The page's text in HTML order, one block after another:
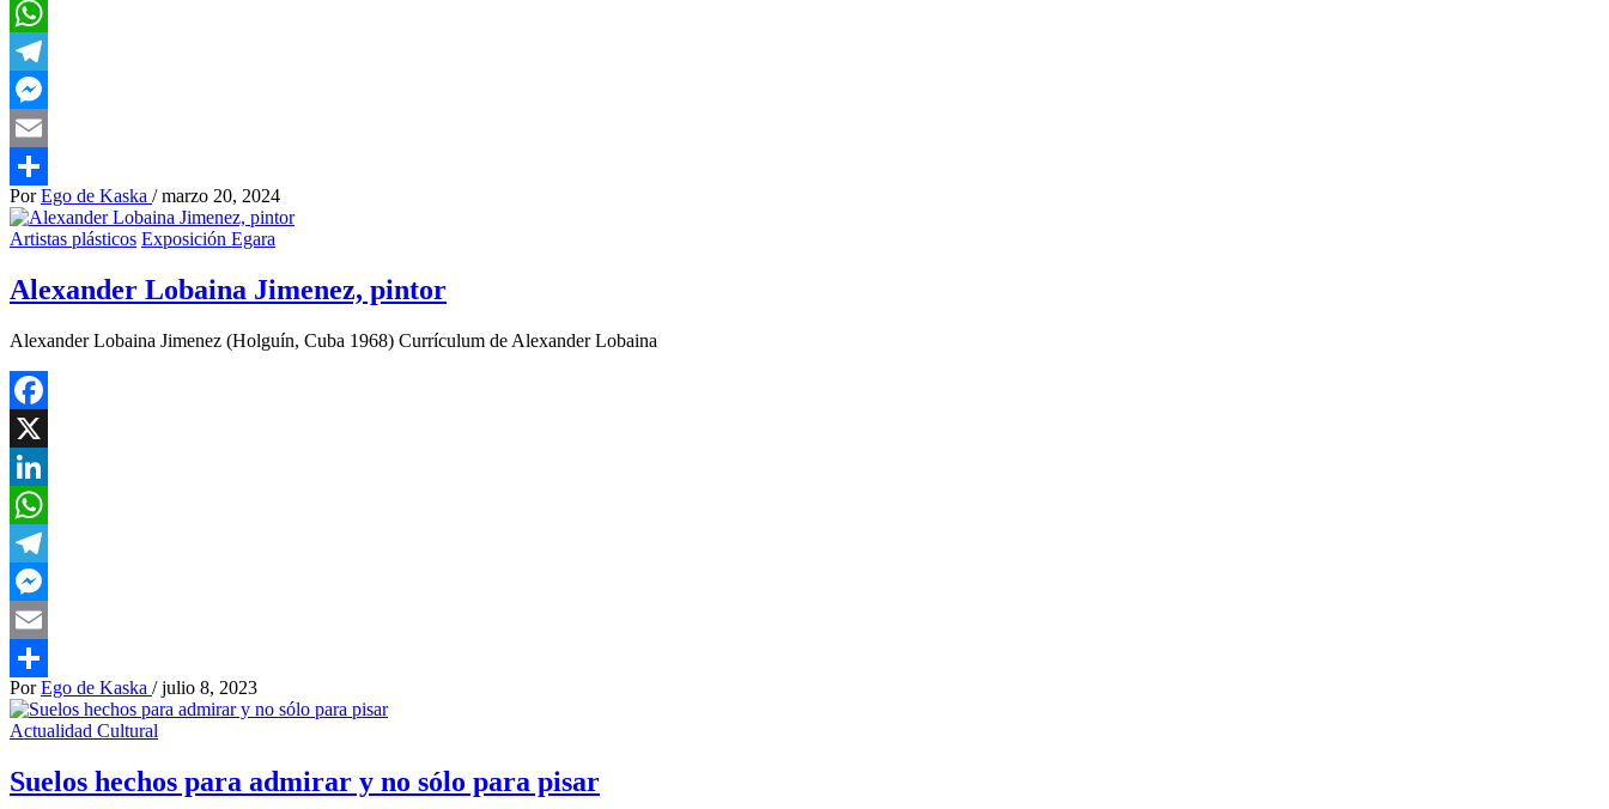
LinkedIn
WhatsApp
Telegram
Messenger
Email
Compartir
Por Ego de Kaska / marzo 20, 2024
Artistas plásticos Exposición Egara
Alexander Lobaina Jimenez, pintor
Alexander Lobaina Jimenez (Holguín, Cuba 1968) Currículum de Alexander Lobaina
Facebook
X
LinkedIn
WhatsApp
Telegram
Messenger
Email
Compartir
Por Ego de Kaska / julio 8, 2023
Actualidad Cultural
Suelos hechos para admirar y no sólo para pisar